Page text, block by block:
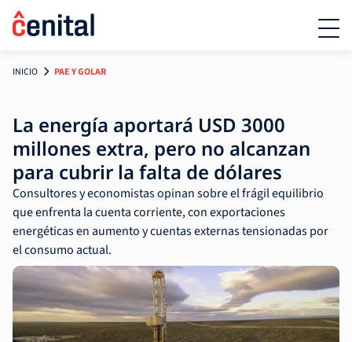
INICIO PAE Y GOLAR
La energía aportará USD 3000
millones extra, pero no alcanzan
para cubrir la falta de dólares
Consultores y economistas opinan sobre el frágil equilibrio
que enfrenta la cuenta corriente, con exportaciones
energéticas en aumento y cuentas externas tensionadas por
el consumo actual.